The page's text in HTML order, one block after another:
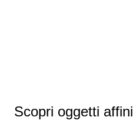
Scopri oggetti affini